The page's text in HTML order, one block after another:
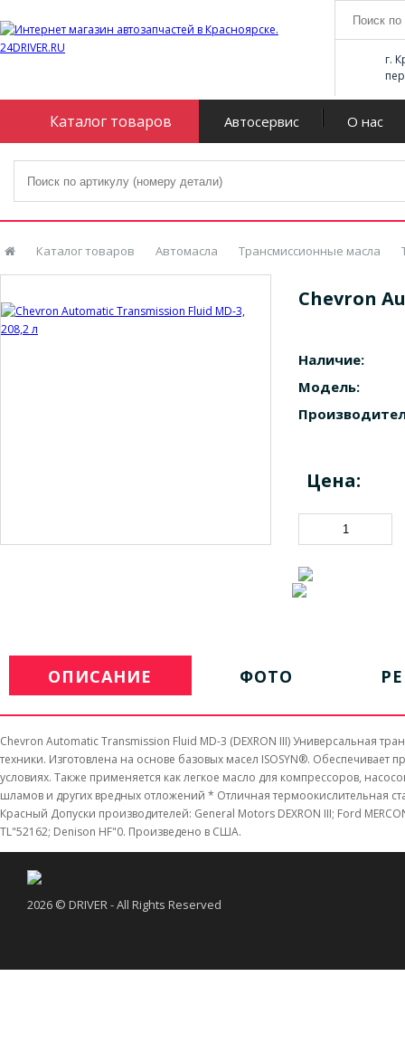
г.
Каталог товаров Автосервис О нас
Каталог товаров Автомасла Трансмиссионные масла
Chevron
Наличие:
Модель:
Цена:
ОПИСАНИЕ ФОТО
Chevron Automatic Transmission Fluid MD-3 (DEXRON III) Универсальная
техники. Изготовлена на основе базовых масел ISOSYN®.
условиях. Также применяется как легкое масло для компрессоров,
шламов и других вредных отложений * Отличная термоокислительная
Красный Допуски производителей: General Motors DEXRON III; Ford
TL"52162; Denison HF"0. Произведено в США.
2026 © DRIVER - All Rights Reserved